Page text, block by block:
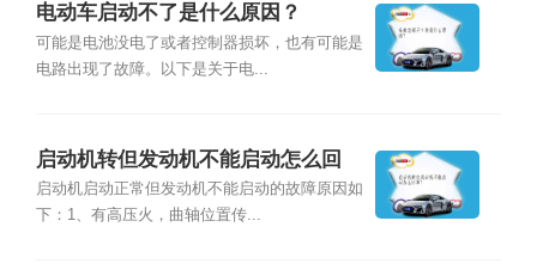
电动车启动不了是什么原因？
可能是电池没电了或者控制器损坏，也有可能是
电路出现了故障。以下是关于电...
启动机转但发动机不能启动怎么回
事？
启动机启动正常但发动机不能启动的故障原因如
下：1、有高压火，曲轴位置传...